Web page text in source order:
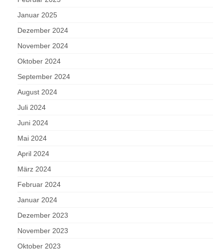
Januar 2025
Dezember 2024
November 2024
Oktober 2024
September 2024
August 2024
Juli 2024
Juni 2024
Mai 2024
April 2024
März 2024
Februar 2024
Januar 2024
Dezember 2023
November 2023
Oktober 2023